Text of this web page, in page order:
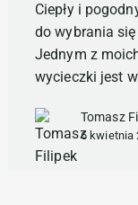
Atrakcje
Pomorza
Zachodniego.
Ciepły i
do wybrania
Jednym z
wycieczki jest
Tomasz
6 kwietnia